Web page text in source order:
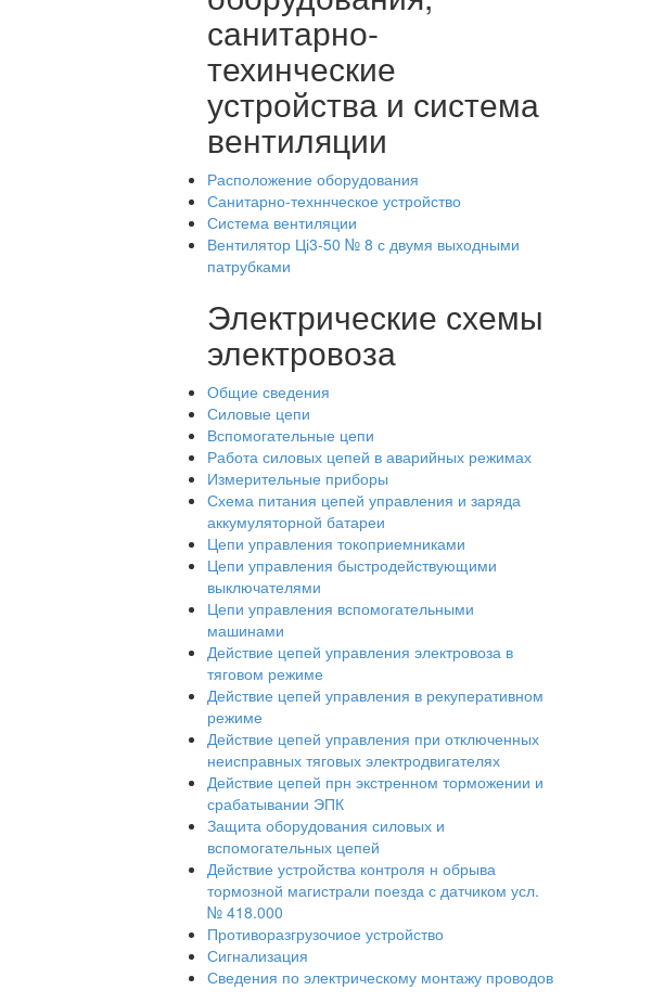
санитарно-
техинческие
устройства и система
вентиляции
Расположение оборудования
Санитарно-техннческое устройство
Система вентиляции
Вентилятор Ці3-50 № 8 с двумя выходными
патрубками
Электрические схемы
электровоза
Общие сведения
Силовые цепи
Вспомогательные цепи
Работа силовых цепей в аварийных режимах
Измерительные приборы
Схема питания цепей управления и заряда
аккумуляторной батареи
Цепи управления токоприемниками
Цепи управления быстродействующими
выключателями
Цепи управления вспомогательными
машинами
Действие цепей управления электровоза в
тяговом режиме
Действие цепей управления в рекуперативном
режиме
Действие цепей управления при отключенных
неисправных тяговых электродвигателях
Действие цепей прн экстренном торможении и
срабатывании ЭПК
Защита оборудования силовых и
вспомогательных цепей
Действие устройства контроля н обрыва
тормозной магистрали поезда с датчиком усл.
№ 418.000
Противоразгрузочиое устройство
Сигнализация
Сведения по электрическому монтажу проводов